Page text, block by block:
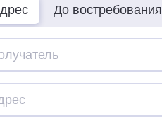
До востребования